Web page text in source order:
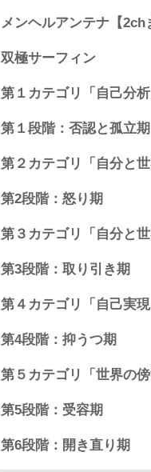
メンヘルアンテナ【2ch
双極サーフィン
第１カテゴリ「自己分析
第１段階：否認と孤立期
第２カテゴリ「自分と世
第2段階：怒り期
第３カテゴリ「自分と世
第3段階：取り引き期
第４カテゴリ「自己実現
第4段階：抑うつ期
第５カテゴリ「世界の傍
第5段階：受容期
第6段階：開き直り期